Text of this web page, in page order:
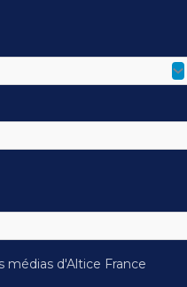
d'Altice France